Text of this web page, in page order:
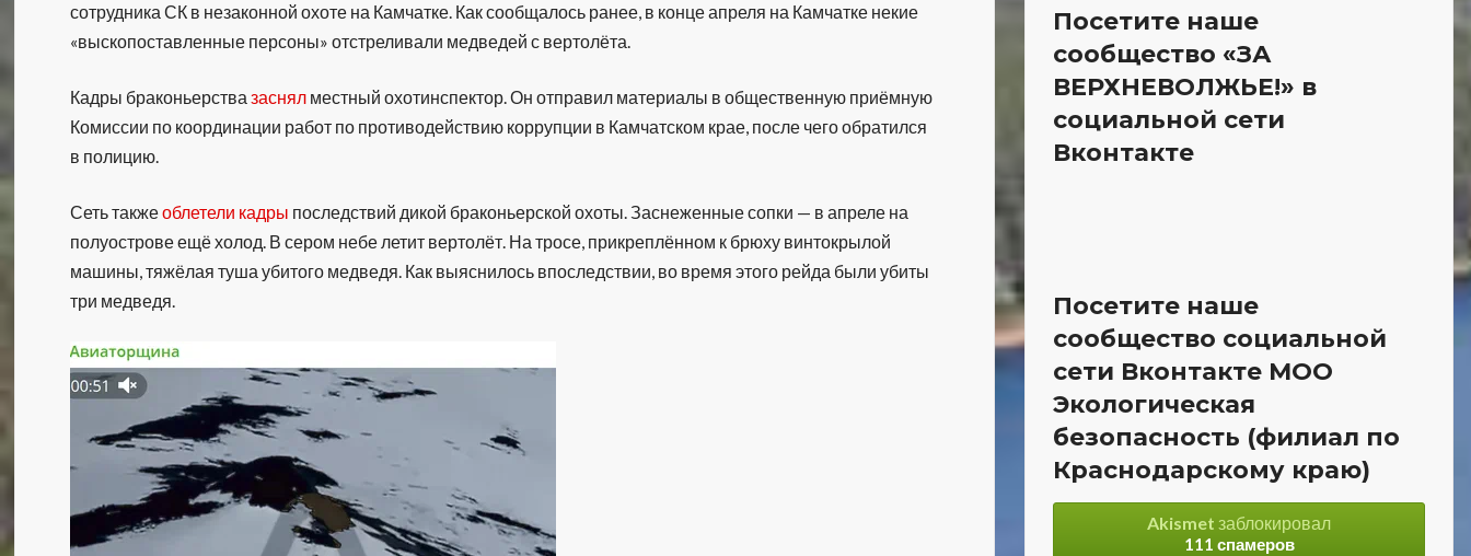
сотрудника СК в незаконной охоте на Камчатке. Как сообщалось ранее, в конце апреля на Камчатке некие
«выскопоставленные персоны» отстреливали медведей с вертолёта.
Кадры браконьерствазаснял местный охотинспектор. Он отправил материалы в общественную приёмную
Комиссии по координации работ по противодействию коррупции в Камчатском крае, после чего обратился
в полицию.
Сеть такжеоблетели кадры последствий дикой браконьерской охоты. Заснеженные сопки — в апреле на
полуострове ещё холод. В сером небе летит вертолёт. На тросе, прикреплённом к брюху винтокрылой
машины, тяжёлая туша убитого медведя. Как выяснилось впоследствии, во время этого рейда были убиты
три медведя.
Посетите наше
сообщество «ЗА
ВЕРХНЕВОЛЖЬЕ!» в
социальной сети
Вконтакте
Посетите наше
сообщество социальной
сети Вконтакте МОО
Экологическая
безопасность (филиал по
Краснодарскому краю)
Akismet заблокировал
111 спамеров